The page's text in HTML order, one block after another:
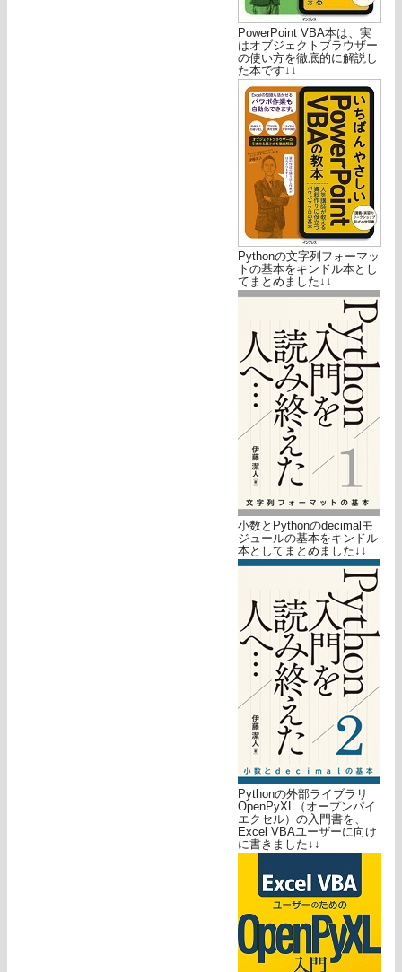
PowerPoint VBA本は、実
はオブジェクトブラウザー
の使い方を徹底的に解説し
た本です↓↓
Pythonの文字列フォーマッ
トの基本をキンドル本とし
てまとめました↓↓
小数とPythonのdecimalモ
ジュールの基本をキンドル
本としてまとめました↓↓
Pythonの外部ライブラリ
OpenPyXL（オープンパイ
エクセル）の入門書を、
Excel VBAユーザーに向け
に書きました↓↓